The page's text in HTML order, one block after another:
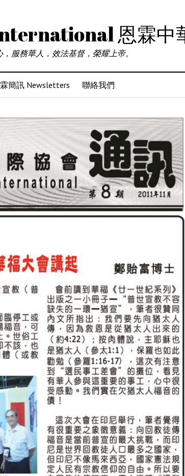
恩霖中
服務華人，效法基督，榮耀上帝。
簡訊 Newsletters 聯絡我們